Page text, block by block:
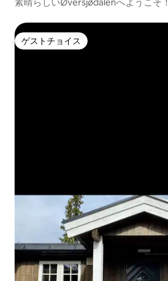
ゲストチョイス
ゲストチョイス